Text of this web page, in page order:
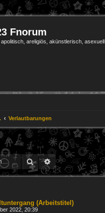
Fnorum
areligiös, akünstlerisch, asexuell
Verlautbarungen
Suche Erweiterte Suche
(Arbeitstitel)
2022, 20:39